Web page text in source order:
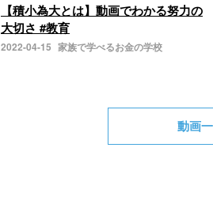
【積小為大とは】動画でわかる努力の
大切さ #教育
2022-04-15 家族で学べるお金の学校
動画